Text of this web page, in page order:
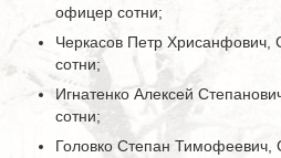
офицер сотни;
Черкасов Петр
сотни;
Игнатенко Алексей
сотни;
Головко Степан